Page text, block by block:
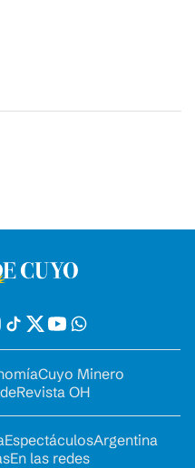
Cuyo Minero
Revista OH
EspectáculosArgentina
En las redes